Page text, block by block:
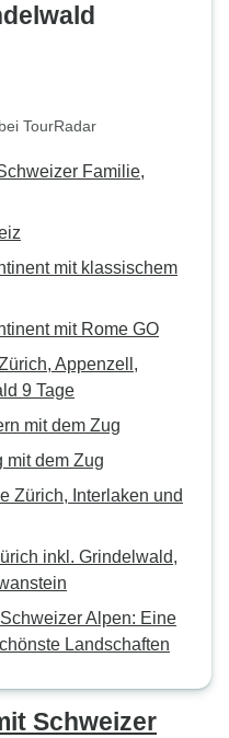
TourRadar
Familie,
mit klassischem
mit Rome GO
Appenzell,
9 Tage
mit dem Zug
mit dem Zug
Zürich, Interlaken und
inkl. Grindelwald,
Alpen: Eine
Landschaften
Schweizer